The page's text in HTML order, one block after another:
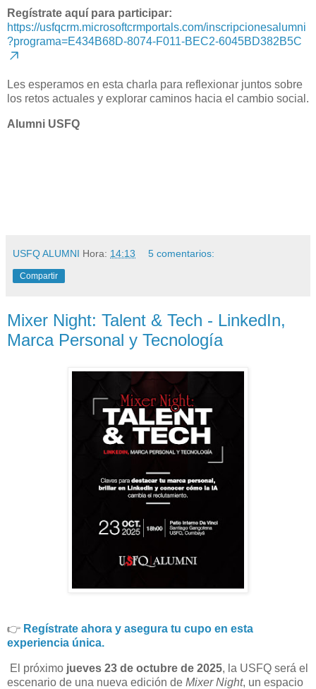
Regístrate aquí para participar:
https://usfqcrm.microsoftcrmportals.com/inscripcionesalumni
?programa=E434B68D-8074-F011-BEC2-6045BD382B5C
Les esperamos en esta charla para reflexionar juntos sobre
los retos actuales y explorar caminos hacia el cambio social.
Alumni USFQ
USFQ ALUMNI Hora: 14:13 5 comentarios:
Compartir
Mixer Night: Talent & Tech - LinkedIn,
Marca Personal y Tecnología
👉 Regístrate ahora y asegura tu cupo en esta
experiencia única.
El próximo jueves 23 de octubre de 2025, la USFQ será el
escenario de una nueva edición de Mixer Night, un espacio